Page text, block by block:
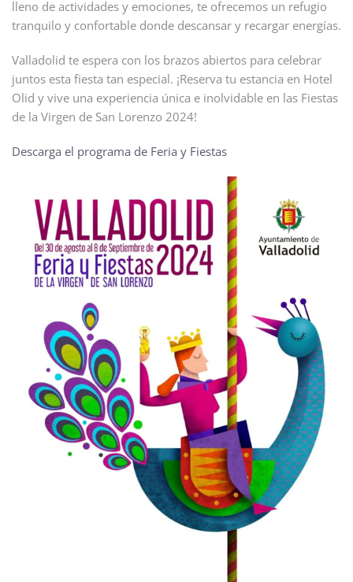
lleno de actividades y emociones, te ofrecemos un refugio
tranquilo y confortable donde descansar y recargar energías.
Valladolid te espera con los brazos abiertos para celebrar
juntos esta fiesta tan especial. ¡Reserva tu estancia en Hotel
Olid y vive una experiencia única e inolvidable en las Fiestas
de la Virgen de San Lorenzo 2024!
Descarga el programa de Feria y Fiestas